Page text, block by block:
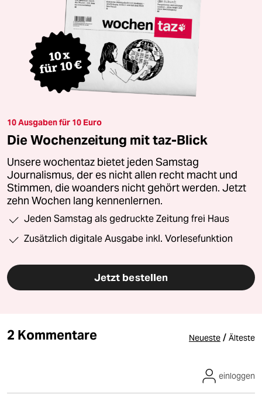
10 Ausgaben für 10 Euro
Die Wochenzeitung mit taz-Blick
Unsere wochentaz bietet jeden Samstag
Journalismus, der es nicht allen recht macht und
Stimmen, die woanders nicht gehört werden. Jetzt
zehn Wochen lang kennenlernen.
Jeden Samstag als gedruckte Zeitung frei Haus
Zusätzlich digitale Ausgabe inkl. Vorlesefunktion
Jetzt bestellen
2 Kommentare Neueste / Älteste
einloggen